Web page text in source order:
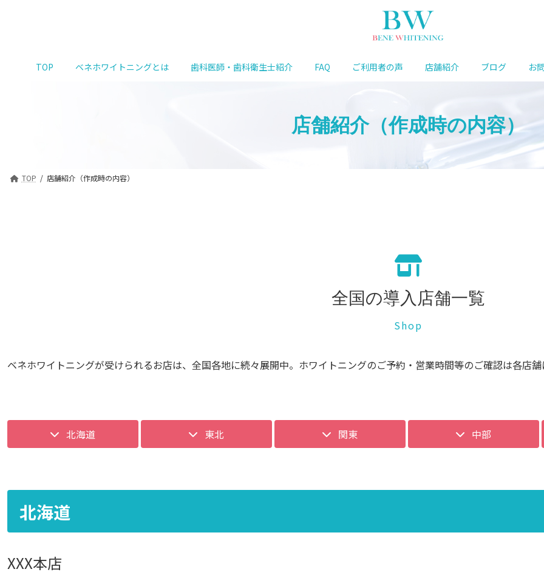
TOP ベネホワイトニングとは 歯科医師・歯科衛生士紹介 FAQ ご利用者の声 店舗紹介 ブログ お
店舗紹介（作成時の内容）
TOP 店舗紹介（作成時の内容）
全国の導入店舗一覧
Shop
ベネホワイトニングが受けられるお店は、全国各地に続々展開中。ホワイトニングのご予約・営業時間等のご確認は各店舗
北海道 東北 関東 中部
北海道
XXX本店